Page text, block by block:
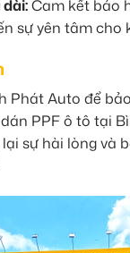
dài:Cam kết bảo
sự yên tâm cho
Phát Auto để
PPF ô tô tại
sự hài lòng và